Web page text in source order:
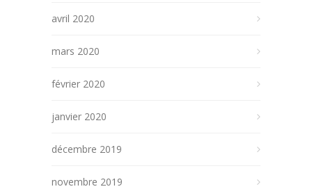
avril 2020
mars 2020
février 2020
janvier 2020
décembre 2019
novembre 2019